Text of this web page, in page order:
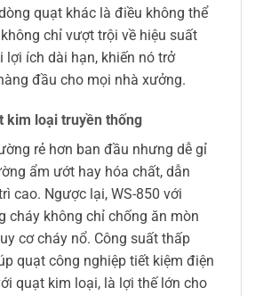
quạt khác là điều không thể
chỉ vượt trội về hiệu suất
lợi ích dài hạn, khiến nó trở
đầu cho mọi nhà xưởng.
kim loại truyền thống
rẻ hơn ban đầu nhưng dễ gỉ
ẩm ướt hay hóa chất, dẫn
cao. Ngược lại, WS-850 với
cháy không chỉ chống ăn mòn
cơ cháy nổ. Công suất thấp
quạt công nghiệp tiết kiệm điện
quạt kim loại, là lợi thế lớn cho